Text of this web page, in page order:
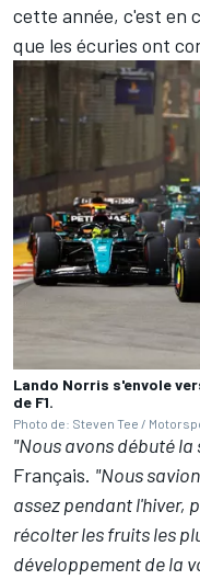
cette année, c'est en
que les écuries ont
Lando Norris s'envole
de F1.
Photo de: Steven Tee /
"Nous avons débuté
Français. "Nous
assez pendant l'hiver,
récolter les fruits les
développement de la